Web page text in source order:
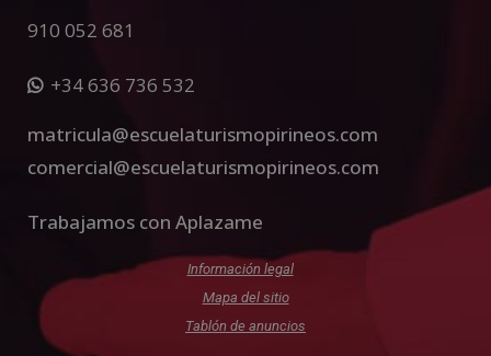
910 052 681
+34 636 736 532
matricula@escuelaturismopirineos.com
comercial@escuelaturismopirineos.com
Trabajamos con Aplazame
Información legal
Mapa del sitio
Tablón de anuncios